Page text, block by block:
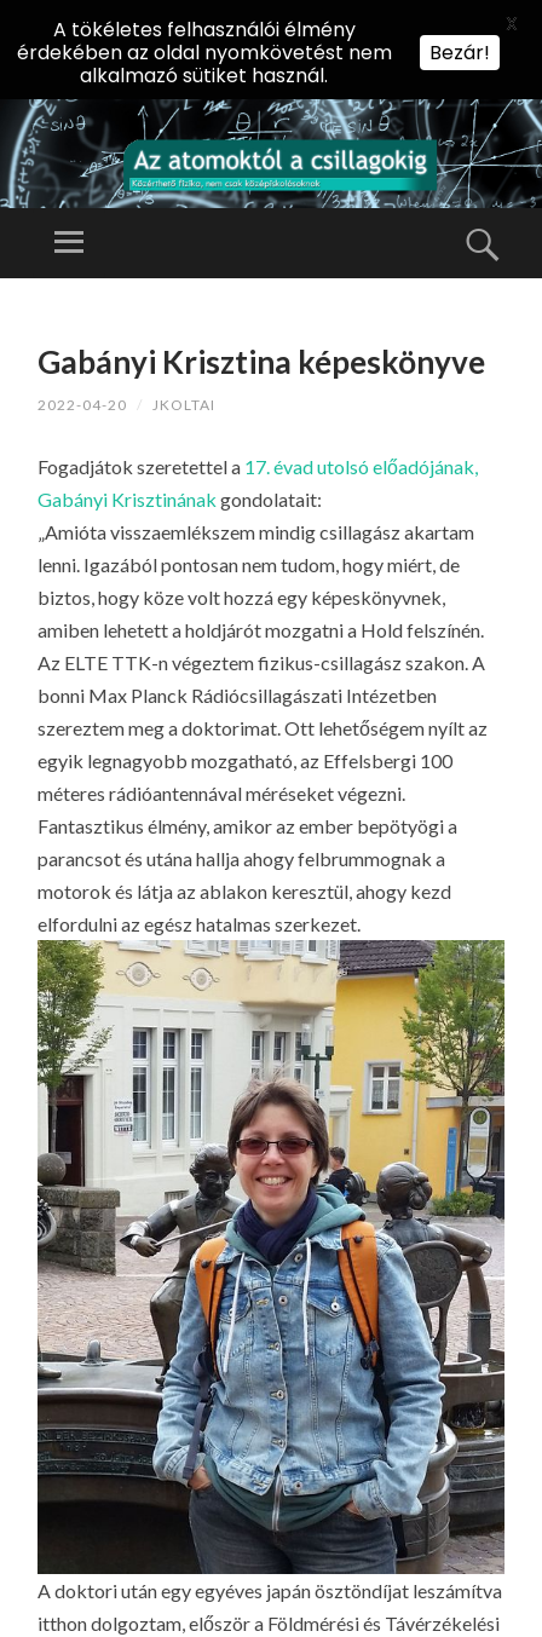
AZ
KT
A
CS
IL
LA
G
O
KI
G
Előadássorozat
Természettudományi
Menü
TARTALOMHOZ
Gabányi Krisztina képeskönyve
2022-04-20 / JKOLTAI
Fogadjátok szeretettel a 17. évad utolsó előadójának,
Gabányi Krisztinának gondolatait:
„Amióta visszaemlékszem mindig csillagász akartam
lenni. Igazából pontosan nem tudom, hogy miért, de
biztos, hogy köze volt hozzá egy képeskönyvnek,
amiben lehetett a holdjárót mozgatni a Hold felszínén.
Az ELTE TTK-n végeztem fizikus-csillagász szakon. A
bonni Max Planck Rádiócsillagászati Intézetben
szereztem meg a doktorimat. Ott lehetőségem nyílt az
egyik legnagyobb mozgatható, az Effelsbergi 100
méteres rádióantennával méréseket végezni.
Fantasztikus élmény, amikor az ember bepötyögi a
parancsot és utána hallja ahogy felbrummognak a
motorok és látja az ablakon keresztül, ahogy kezd
elfordulni az egész hatalmas szerkezet.
A doktori után egy egyéves japán ösztöndíjat leszámítva
itthon dolgoztam, először a Földmérési és Távérzékelési
A tökéletes felhasználói élmény
érdekében az oldal nyomkövetést nem
alkalmazó sütiket használ.
Bezár!
X